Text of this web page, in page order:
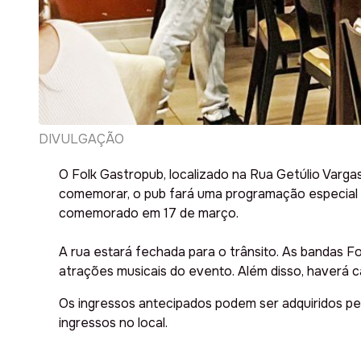
DIVULGAÇÃO
O Folk Gastropub, localizado na Rua Getúlio
comemorar, o pub fará uma programação
comemorado em 17 de março.
A rua estará fechada para o trânsito. As bandas
atrações musicais do evento. Além disso, haverá
Os ingressos antecipados podem ser adquiridos
ingressos no local.